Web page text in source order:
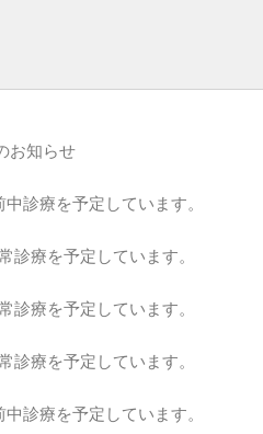
お知らせ
診療を予定しています。
診療を予定しています。
診療を予定しています。
診療を予定しています。
診療を予定しています。